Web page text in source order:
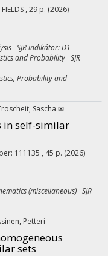
, 29 p. (2026)
SJR indikátor: D1
and Probability SJR
Probability and
Sascha ✉
in self-similar
111135 , 45 p. (2026)
(miscellaneous) SJR
Petteri
sets